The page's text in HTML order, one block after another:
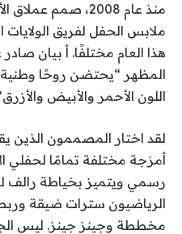
منذ عام 2008، صمم
ملابس الحفل لفريق الولايات
هذا العام مختلفًا. أ بيان صادر
المظهر “يحتضن روحًا
اللون الأحمر والأبيض
لقد اختار المصممون الذين
أمزجة مختلفة تمامًا لحفلي
رسمي ويتميز بخياطة رالف
الرياضيون سترات ضيقة
مخططة وجينز جينز. ليس